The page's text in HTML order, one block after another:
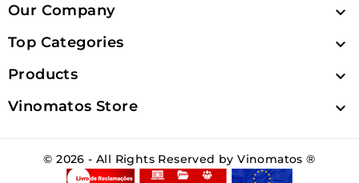
Our Company 
Top Categories 
Products 
Vinomatos Store 
© 2026 - All Rights Reserved by Vinomatos ®